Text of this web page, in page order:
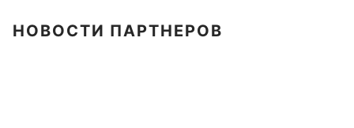
НОВОСТИ ПАРТНЕРОВ